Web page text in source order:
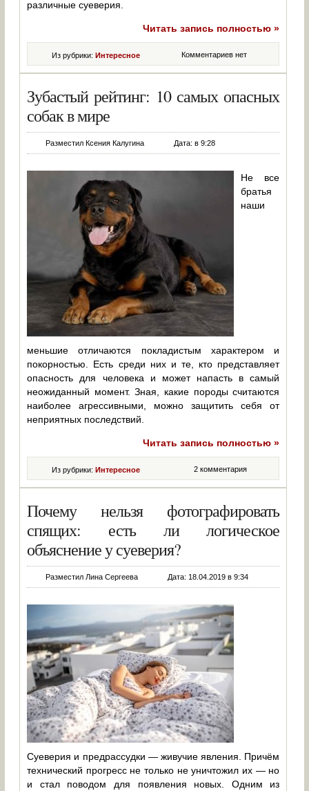
различные суеверия.
Читать запись полностью »
Комментариев нет
Из рубрики:Интересное
Зубастый рейтинг: 10 самых опасных
собак в мире
Разместил Ксения Калугина Дата: в 9:28
Не все
братья
наши
меньшие отличаются покладистым характером и
покорностью. Есть среди них и те, кто представляет
опасность для человека и может напасть в самый
неожиданный момент. Зная, какие породы считаются
наиболее агрессивными, можно защитить себя от
неприятных последствий.
Читать запись полностью »
2 комментария
Из рубрики:Интересное
Почему нельзя фотографировать
спящих: есть ли логическое
объяснение у суеверия?
Разместил Лина Сергеева Дата: 18.04.2019 в 9:34
Суеверия и предрассудки — живучие явления. Причём
технический прогресс не только не уничтожил их — но
и стал поводом для появления новых. Одним из